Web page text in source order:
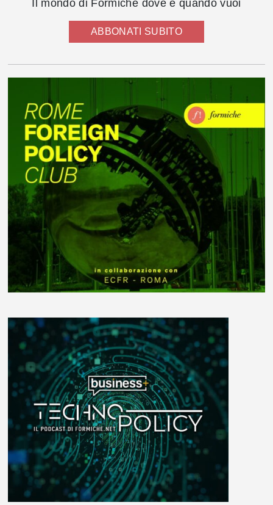
Il mondo di Formiche dove e quando vuoi
ABBONATI SUBITO